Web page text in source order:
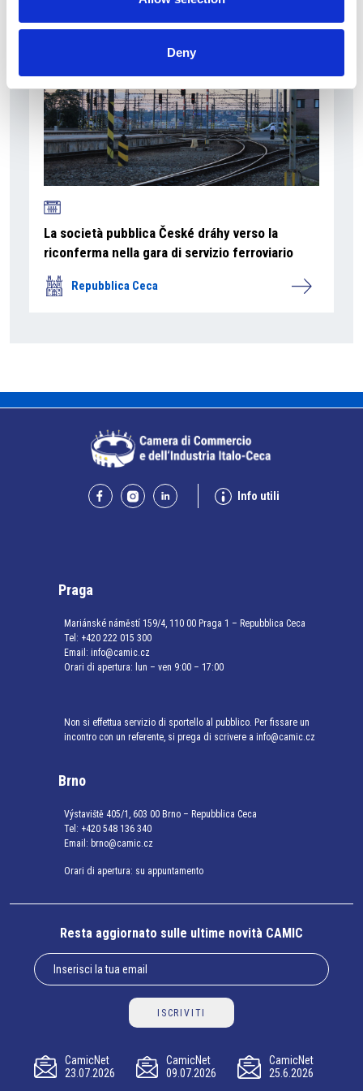
Deny
La società pubblica České dráhy verso la
riconferma nella gara di servizio ferroviario
Repubblica Ceca
Info utili
Praga
Mariánské náměstí 159/4, 110 00 Praga 1 – Repubblica Ceca
Tel: +420 222 015 300
Email: info@camic.cz
Orari di apertura: lun – ven 9:00 – 17:00
Non si effettua servizio di sportello al pubblico. Per fissare un
incontro con un referente, si prega di scrivere a info@camic.cz
Brno
Výstaviště 405/1, 603 00 Brno – Repubblica Ceca
Tel: +420 548 136 340
Email: brno@camic.cz
Orari di apertura: su appuntamento
Resta aggiornato sulle ultime novità CAMIC
ISCRIVITI
CamicNet
23.07.2026
CamicNet
09.07.2026
CamicNet
25.6.2026